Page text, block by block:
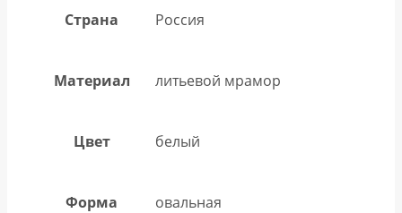
Страна Россия
Материал литьевой мрамор
Цвет белый
Форма овальная